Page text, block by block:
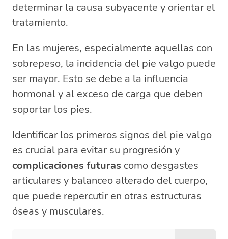
determinar la causa subyacente y orientar el
tratamiento.
En las mujeres, especialmente aquellas con
sobrepeso, la incidencia del pie valgo puede
ser mayor. Esto se debe a la influencia
hormonal y al exceso de carga que deben
soportar los pies.
Identificar los primeros signos del pie valgo
es crucial para evitar su progresión y
complicaciones futuras como desgastes
articulares y balanceo alterado del cuerpo,
que puede repercutir en otras estructuras
óseas y musculares.